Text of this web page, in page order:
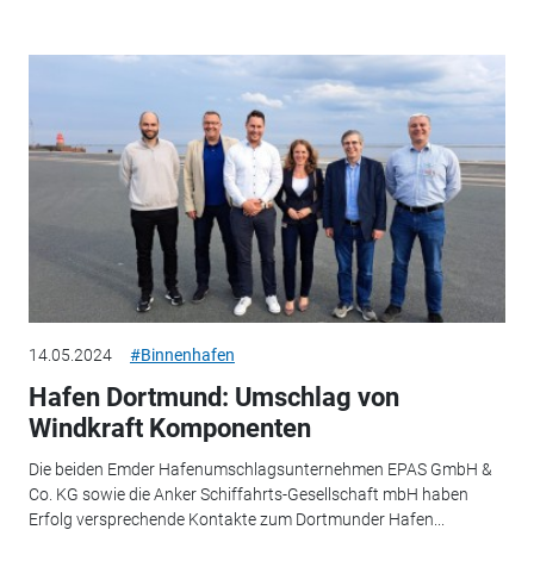
14.05.2024 #Binnenhafen
Hafen Dortmund: Umschlag von
Windkraft Komponenten
Die beiden Emder Hafenumschlagsunternehmen EPAS GmbH &
Co. KG sowie die Anker Schiffahrts-Gesellschaft mbH haben
Erfolg versprechende Kontakte zum Dortmunder Hafen...